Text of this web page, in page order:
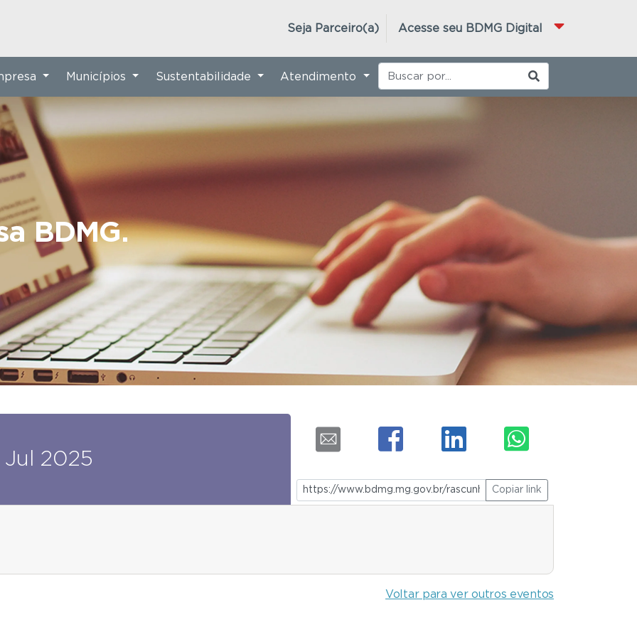
Acesse seu BDMG Digital
Seja Parceiro(a)
BDMG.
Municípios Sustentabilidade Atendimento
Jul 2025
Copiar link
Voltar para ver outros eventos